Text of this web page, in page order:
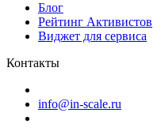
Блог
Рейтинг Активистов
Виджет для сервиса
Контакты
info@in-scale.ru